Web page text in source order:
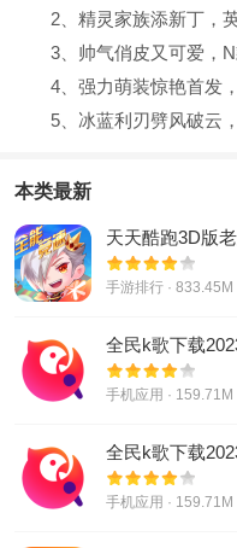
2、精灵家族添新丁，英
3、帅气俏皮又可爱，N
4、强力萌装惊艳首发，
5、冰蓝利刃劈风破云，
本类最新
天天酷跑3D版
手游排行 · 833.45M
全民k歌下载
手机应用 · 159.71M
全民k歌下载
手机应用 · 159.71M